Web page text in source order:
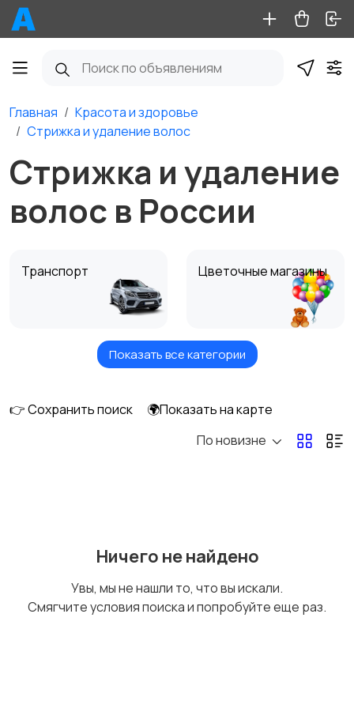
Главная
Красота и здоровье
Стрижка и удаление волос
Стрижка и удаление
волос в России
Транспорт Цветочные магазины
Недвижимость Отдых
Показать все категории
👉 Сохранить поиск
🌍Показать на карте
По новизне
Ничего не найдено
Увы, мы не нашли то, что вы искали.
Смягчите условия поиска и попробуйте еще раз.